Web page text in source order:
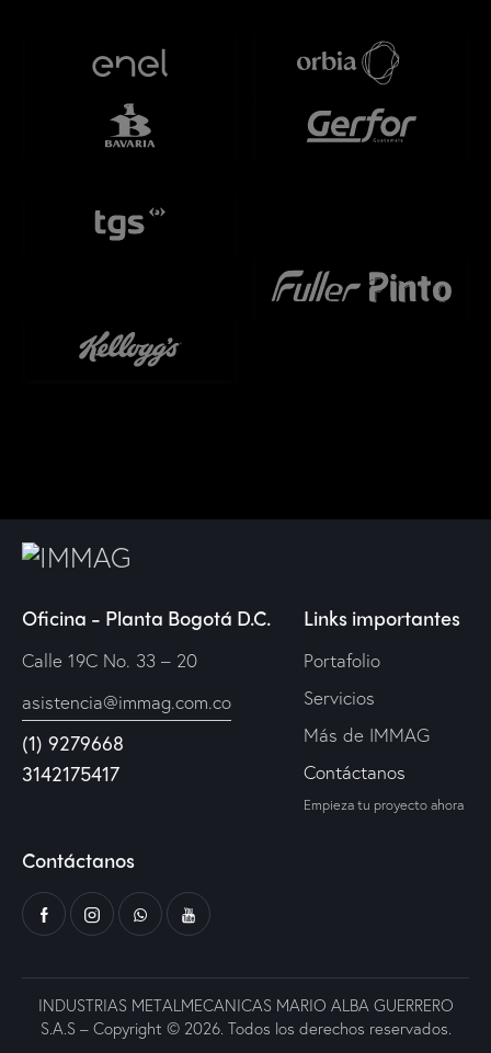
Oficina - Planta Bogotá D.C.
Calle 19C No. 33 – 20
asistencia@immag.com.co
(1) 9279668
3142175417
Links importantes
Portafolio
Servicios
Más de IMMAG
Contáctanos
Empieza tu proyecto ahora
Contáctanos
INDUSTRIAS METALMECANICAS MARIO ALBA GUERRERO
S.A.S – Copyright © 2026. Todos los derechos reservados.